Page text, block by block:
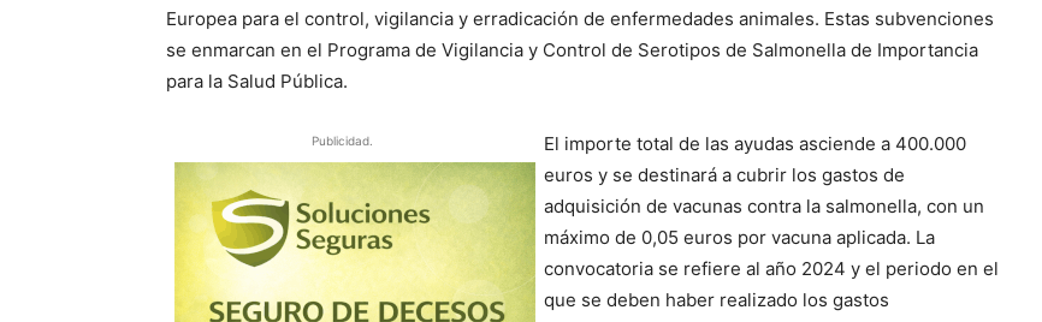
Europea para el control, vigilancia y erradicación de enfermedades animales. Estas subvenciones
se enmarcan en el Programa de Vigilancia y Control de Serotipos de Salmonella de Importancia
para la Salud Pública.
Publicidad.
El importe total de las ayudas asciende a 400.000
euros y se destinará a cubrir los gastos de
adquisición de vacunas contra la salmonella, con un
máximo de 0,05 euros por vacuna aplicada. La
convocatoria se refiere al año 2024 y el periodo en el
que se deben haber realizado los gastos